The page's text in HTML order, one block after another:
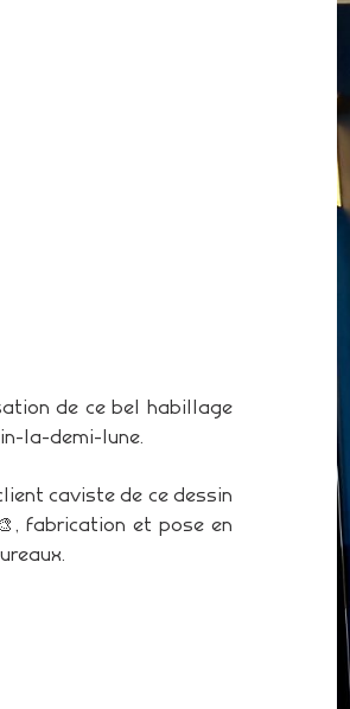
de ce bel habillage
la-demi-lune.
caviste de ce dessin
fabrication et pose en